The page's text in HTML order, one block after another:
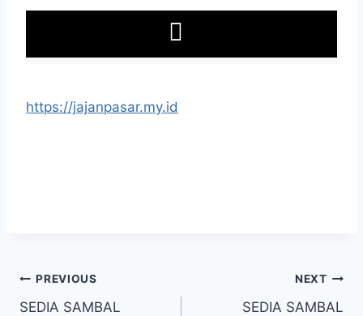
https://jajanpasar.my.id
PREVIOUS
SEDIA SAMBAL
NEXT
SEDIA SAMBAL